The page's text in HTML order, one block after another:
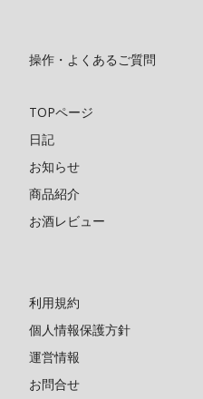
操作・よくあるご質問
TOPページ
日記
お知らせ
商品紹介
お酒レビュー
利用規約
個人情報保護方針
運営情報
お問合せ